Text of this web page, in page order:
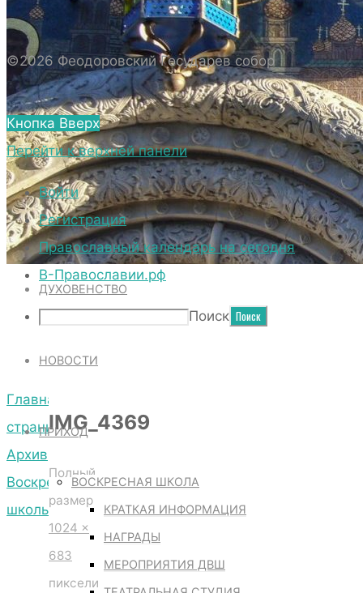
БИОГРАФИЧЕСКИЕ ДАННЫЕ
СВЯЩЕННОСЛУЖИТЕЛЕЙ СОБОРА.
ВНЕШНИЙ ВИД
ВНЕШНИЙ ВИД СОБОРА
ВЕРХНИЙ ХРАМ ФЕОДОРОВСКОГО
ГОСУДАРЕВА СОБОРА
НИЖНИЙ ХРАМ ФЕОДОРОВСКОГО
ГОСУДАРЕВА СОБОРА
ТЕРРИТОРИЯ СОБОРА
ДУХОВЕНСТВО
НОВОСТИ
ПРИХОД
ВОСКРЕСНАЯ ШКОЛА
КРАТКАЯ ИНФОРМАЦИЯ
НАГРАДЫ
МЕРОПРИЯТИЯ ДВШ
IMG_4369
Главная
страница
Архив
Воскресной
школы
IMG_4369
IMG_4369
Полный
размер
1024 ×
683
пиксели
©2026 Феодоровский Государев собор
Кнопка Вверх
Перейти к верхней панели
Войти
Регистрация
Православный календарь на сегодня
В-Православии.рф
Поиск